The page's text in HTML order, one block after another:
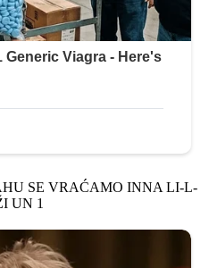
SE VRAĆAMO INNA LI-L-
UN 1